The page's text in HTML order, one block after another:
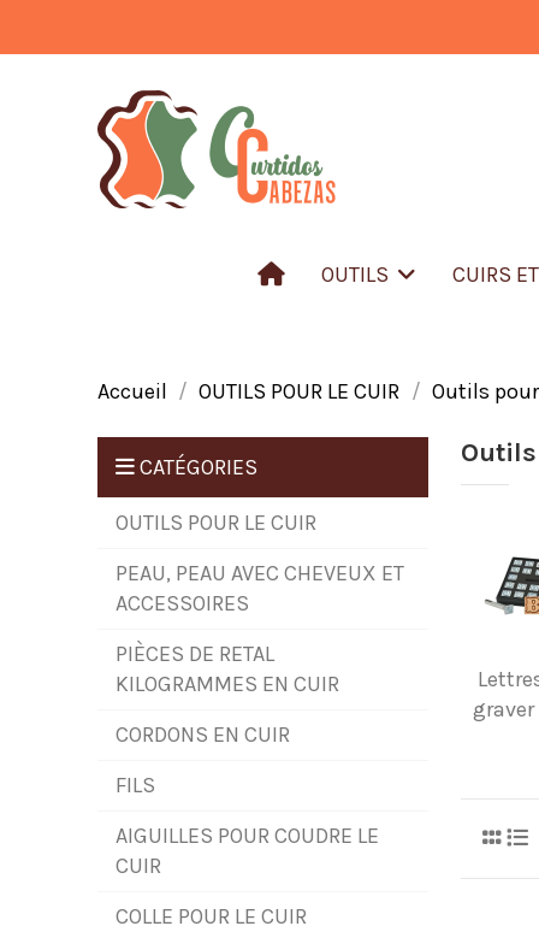
OUTILS CUIRS
Accueil OUTILS POUR LE CUIR Outils
CATÉGORIES
OUTILS POUR LE CUIR
PEAU, PEAU AVEC CHEVEUX ET
ACCESSOIRES
PIÈCES DE RETAL
KILOGRAMMES EN CUIR
CORDONS EN CUIR
FILS
AIGUILLES POUR COUDRE LE
CUIR
COLLE POUR LE CUIR